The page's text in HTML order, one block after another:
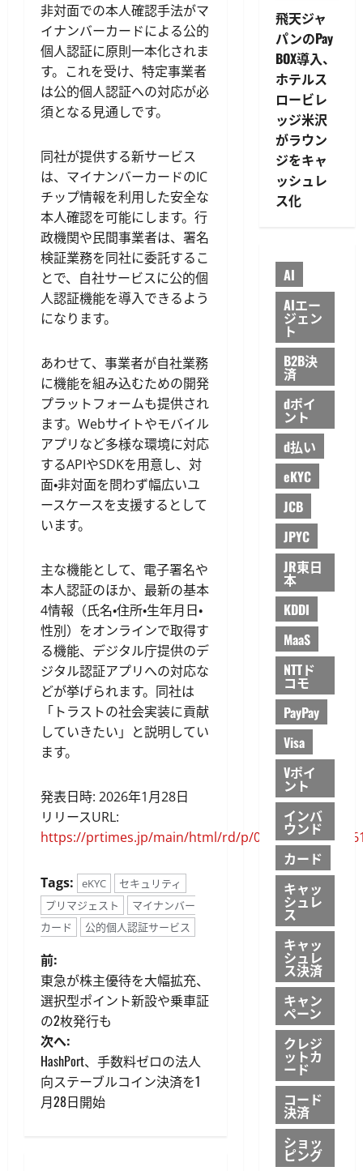
非対面での本人確認手法がマ
イナンバーカードによる公的
個人認証に原則一本化されま
す。これを受け、特定事業者
は公的個人認証への対応が必
須となる見通しです。
同社が提供する新サービス
は、マイナンバーカードのIC
チップ情報を利用した安全な
本人確認を可能にします。行
政機関や民間事業者は、署名
検証業務を同社に委託するこ
とで、自社サービスに公的個
人認証機能を導入できるよう
になります。
あわせて、事業者が自社業務
に機能を組み込むための開発
プラットフォームも提供され
ます。Webサイトやモバイル
アプリなど多様な環境に対応
するAPIやSDKを用意し、対
面・非対面を問わず幅広いユ
ースケースを支援するとして
います。
主な機能として、電子署名や
本人認証のほか、最新の基本
4情報（氏名・住所・生年月日・
性別）をオンラインで取得す
る機能、デジタル庁提供のデ
ジタル認証アプリへの対応な
どが挙げられます。同社は
「トラストの社会実装に貢献
していきたい」と説明してい
ます。
発表日時: 2026年1月28日
リリースURL:
https://prtimes.jp/main/html/rd/p/
Tags: eKYC
セキュリティ
プリマジェスト
マイナンバー
カード
公的個人認証サービス
投
稿
ナ
ビ
ゲ
前:
東急が株主優待を大幅拡充、
選択型ポイント新設や乗車証
の2枚発行も
次へ:
HashPort、手数料ゼロの法人
向ステーブルコイン決済を1
月28日開始
飛天ジャ
パンのPay
BOX導入、
ホテルス
ロービレ
ッジ米沢
がラウン
ジをキャ
ッシュレ
ス化
AI
AIエー
ジェン
ト
B2B決
済
dポイ
ント
d払い
eKYC
JCB
JPYC
JR東日
本
KDDI
MaaS
NTTド
コモ
PayPay
Visa
Vポイ
ント
インバ
ウンド
カード
キャッ
シュレ
ス
キャッ
シュレ
ス決済
キャン
ペーン
クレジ
ットカ
ード
コード
決済
ショッ
ピング